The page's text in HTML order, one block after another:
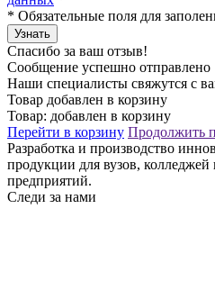
* Обязательные поля для
Узнать
Спасибо за ваш отзыв!
Сообщение успешно отправлено
Наши специалисты свяжутся с
Товар добавлен в корзину
Товар: добавлен в корзину
Перейти в корзину Продолжить
Разработка и производство
продукции для вузов,
предприятий.
Следи за нами